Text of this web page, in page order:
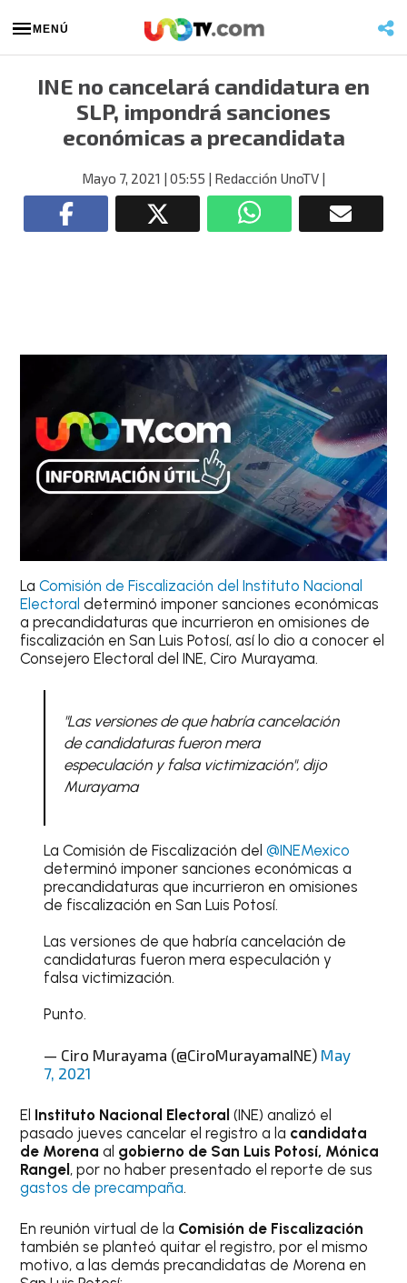
MENÚ
INE no cancelará candidatura en
SLP, impondrá sanciones
económicas a precandidata
Mayo 7, 2021 | 05:55 | Redacción UnoTV |
LaComisión de Fiscalización del Instituto Nacional
Electoraldeterminó imponer sanciones económicas
a precandidaturas que incurrieron en omisiones de
fiscalización en San Luis Potosí, así lo dio a conocer el
Consejero Electoral del INE, Ciro Murayama.
"Las versiones de que habría cancelación
de candidaturas fueron mera
especulación y falsa victimización", dijo
Murayama
La Comisión de Fiscalización del @INEMexico
determinó imponer sanciones económicas a
precandidaturas que incurrieron en omisiones
de fiscalización en San Luis Potosí.
Las versiones de que habría cancelación de
candidaturas fueron mera especulación y
falsa victimización.
Punto.
— Ciro Murayama (@CiroMurayamaINE) May
7, 2021
El Instituto Nacional Electoral (INE) analizó el
pasado jueves cancelar el registro a la candidata
de Morena al gobierno de San Luis Potosí, Mónica
Rangel, por no haber presentado el reporte de sus
gastos de precampaña.
En reunión virtual de la Comisión de Fiscalización
también se planteó quitar el registro, por el mismo
motivo, a las demás precandidatas de Morena en